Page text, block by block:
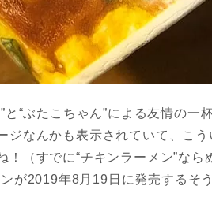
と“ぶたこちゃん”による友情の一
ジなんかも表示されていて、こ
（すでに“チキンラーメン”なら
が2019年8月19日に発売するそう